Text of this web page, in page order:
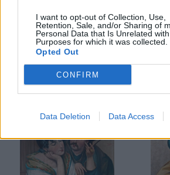
I want to opt-out of Collection, Use,
Retention, Sale, and/or Sharing of
Personal Data that Is Unrelated
Purposes for which it was collected.
Opted Out
CONFIRM
Data Deletion Data Access
XIX–XX. századi festmények,
bútorok aukciója
Aukció időpontja: 2015-03-25
MEGTEKINTEM
bútorok
Aukció